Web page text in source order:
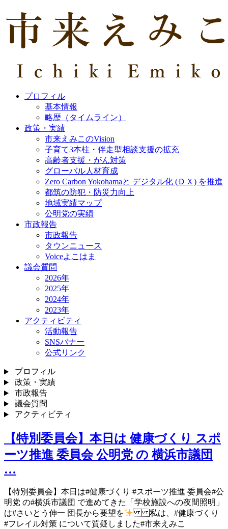
プロフィル
基本情報
略歴（タイムライン）
政策・実績
市来えみこのVision
子育て3本柱・伴走型相談支援の拡充
高齢者支援・がん対策
グローバル人材育成
Zero Carbon Yokohamaと デジタル化 (ＤＸ) を推進
都筑の防犯・防災力向上
地域実績マップ
公明党の実績
市政報告
市政報告
タウンニュース
Voiceよこはま
議会質問
2026年
2025年
2024年
2023年
アクティビティ
活動報告
SNSバナー
公式リンク
プロフィル
政策・実績
市政報告
議会質問
アクティビティ
【特別委員会】本日は 健康づくり スポ
ーツ推進 委員会 公明党 の 横浜市議団
…
【特別委員会】 本日は #健康づくり #スポーツ推進 委員会 #公
明党 の #横浜市議団 で進めてきた 「学校施設への夜間照明」
は #さいとう伸一 団長から要望を
私は、#健康づくり
#フレイル対策 について質疑しました #市来えみこ